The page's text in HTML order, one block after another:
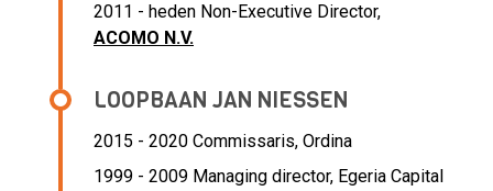
2011 - heden Non-Executive Director,
ACOMO N.V.
LOOPBAAN JAN NIESSEN
2015 - 2020 Commissaris, Ordina
1999 - 2009 Managing director, Egeria Capital